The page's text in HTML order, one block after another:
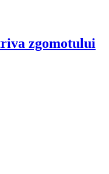
zgomotului